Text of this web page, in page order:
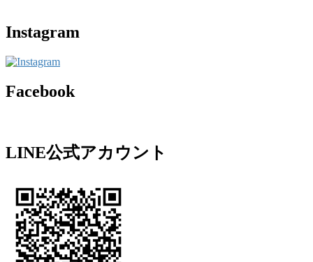
Instagram
Facebook
LINE公式アカウント